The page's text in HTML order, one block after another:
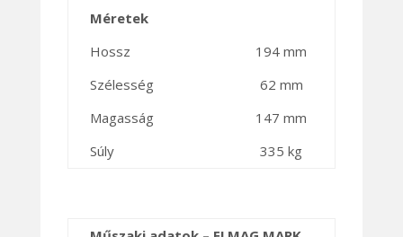
Méretek
Hossz
194 mm
Szélesség
62 mm
Magasság
147 mm
Súly
335 kg